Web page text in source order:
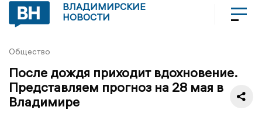
ВЛАДИМИРСКИЕ
НОВОСТИ
Общество
После дождя приходит вдохновение.
Представляем прогноз на 28 мая в
Владимире